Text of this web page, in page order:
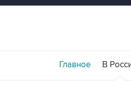
Главное В